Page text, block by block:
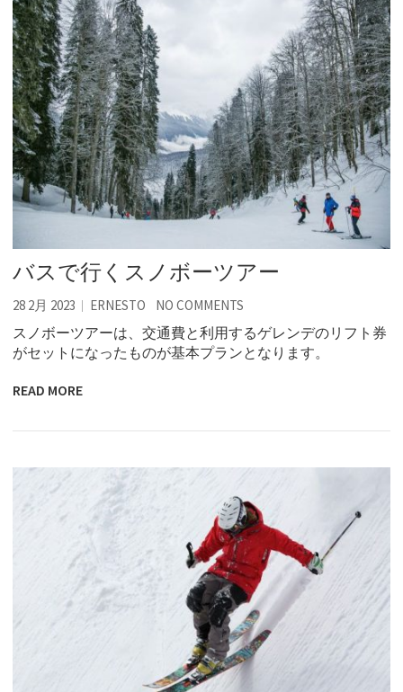
バスで行くスノボーツアー
28 2月 2023 ERNESTO NO COMMENTS
スノボーツアーは、交通費と利用するゲレンデのリフト券
がセットになったものが基本プランとなります。
READ MORE